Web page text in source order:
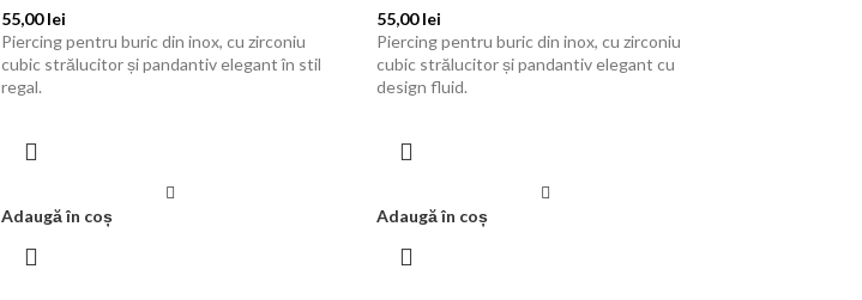
55,00lei
Piercing pentru buric din inox, cu zirconiu
cubic strălucitor și pandantiv elegant în stil
regal.
Adaugă în coș
55,00lei
Piercing pentru buric din inox, cu zirconiu
cubic strălucitor și pandantiv elegant cu
design fluid.
Adaugă în coș